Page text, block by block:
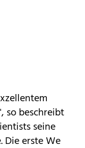
so beschreibt
seine
Die erste We